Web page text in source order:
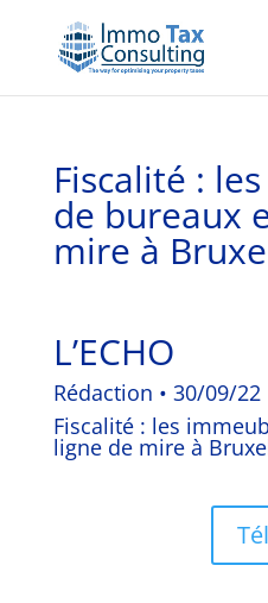
Fiscalité :
de bureaux
mire à
L’ECHO
Rédaction • 30/09/22
Fiscalité : les
ligne de mire à